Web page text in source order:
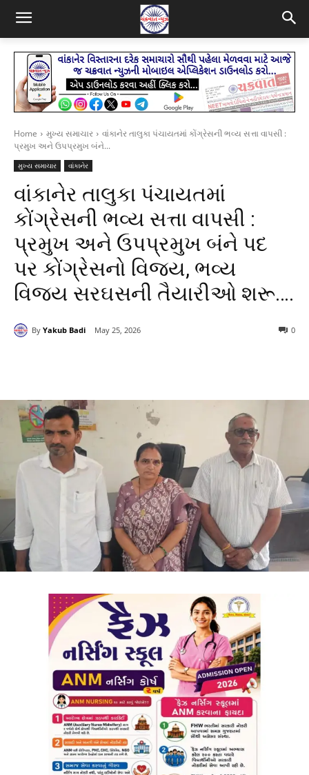
Home મુખ્ય સમાચાર
વાંકાનેર તાલુકા પંચાયતમાં કોંગ્રેસની ભવ્ય સત્તા વાપસી :
પ્રમુખ અને ઉપપ્રમુખ બંને...
મુખ્ય સમાચાર વાંકાનેર
વાંકાનેર તાલુકા પંચાયતમાં
કોંગ્રેસની ભવ્ય સત્તા વાપસી :
પ્રમુખ અને ઉપપ્રમુખ બંને પદ
પર કોંગ્રેસનો વિજય, ભવ્ય
વિજય સરઘસની તૈયારીઓ શરૂ….
By Yakub Badi May 25, 2026 0